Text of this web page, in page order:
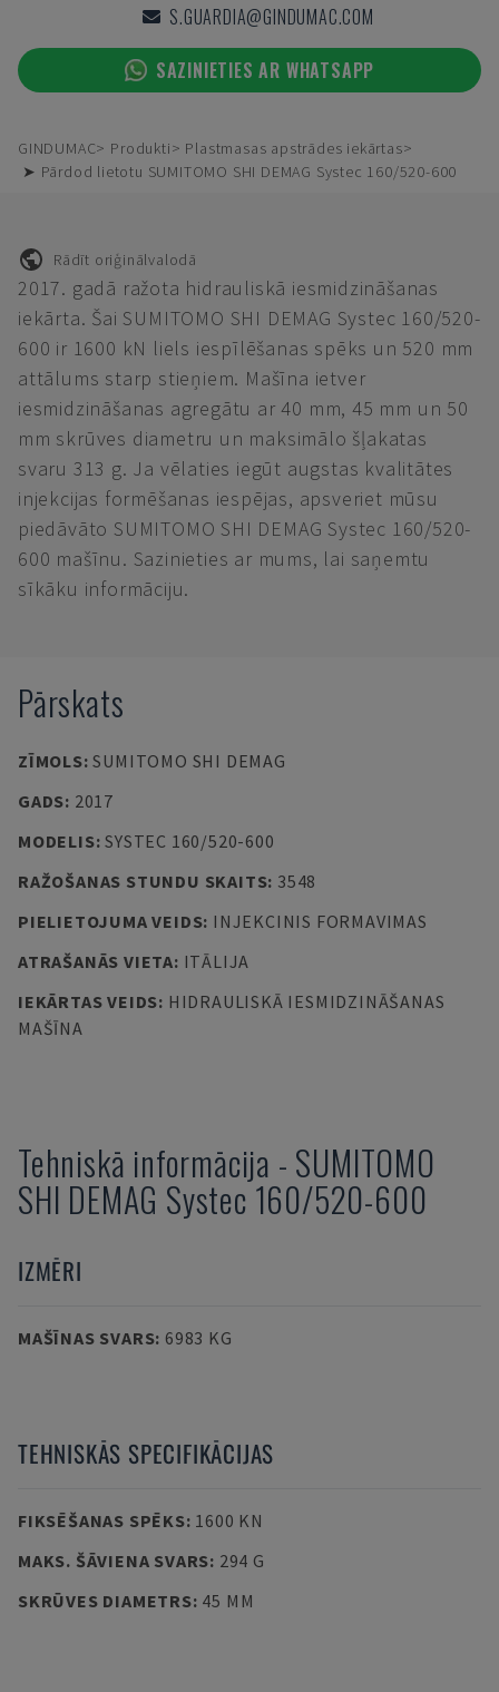
S.GUARDIA@GINDUMAC.COM
SAZINIETIES AR WHATSAPP
GINDUMAC Produkti
Plastmasas apstrādes iekārtas
➤ Pārdod lietotu SUMITOMO SHI DEMAG Systec 160/520-600
Rādīt oriģinālvalodā
2017. gadā ražota hidrauliskā iesmidzināšanas
iekārta. Šai SUMITOMO SHI DEMAG Systec 160/520-
600 ir 1600 kN liels iespīlēšanas spēks un 520 mm
attālums starp stieņiem. Mašīna ietver
iesmidzināšanas agregātu ar 40 mm, 45 mm un 50
mm skrūves diametru un maksimālo šļakatas
svaru 313 g. Ja vēlaties iegūt augstas kvalitātes
injekcijas formēšanas iespējas, apsveriet mūsu
piedāvāto SUMITOMO SHI DEMAG Systec 160/520-
600 mašīnu. Sazinieties ar mums, lai saņemtu
sīkāku informāciju.
Pārskats
ZĪMOLS:SUMITOMO SHI DEMAG
GADS: 2017
MODELIS:SYSTEC 160/520-600
RAŽOŠANAS STUNDU SKAITS: 3548
PIELIETOJUMA VEIDS: INJEKCINIS FORMAVIMAS
ATRAŠANĀS VIETA: ITĀLIJA
IEKĀRTAS VEIDS: HIDRAULISKĀ IESMIDZINĀŠANAS
MAŠĪNA
Tehniskā informācija - SUMITOMO
SHI DEMAG Systec 160/520-600
IZMĒRI
MAŠĪNAS SVARS: 6983 KG
TEHNISKĀS SPECIFIKĀCIJAS
FIKSĒŠANAS SPĒKS: 1600 KN
MAKS. ŠĀVIENA SVARS: 294 G
SKRŪVES DIAMETRS: 45 MM